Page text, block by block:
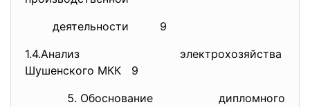
деятельности 9
1.4.Анализ электрохозяйства
Шушенского МКК 9
Обоснование дипломного